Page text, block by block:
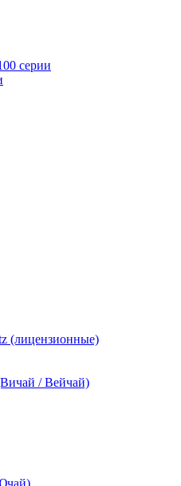
серии
(лицензионные)
/ Вейчай)